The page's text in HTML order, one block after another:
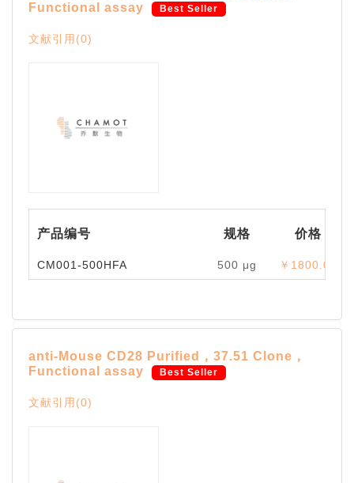
Functional assay
Best Seller
文献引用(0)
产品编号 规格 价格
CM001-500HFA 500 μg ￥1800.00
anti-Mouse CD28 Purified，37.51 Clone，
Functional assay
Best Seller
文献引用(0)